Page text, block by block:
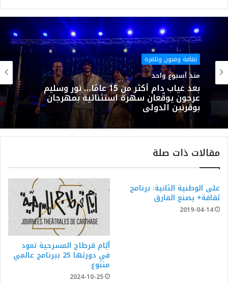
الويب
ثقافة وفنون وتلفزة
منذ أسبوع واحد
بعد غياب دام أكثر من 15 عامًا… نور وسليم
عرجون يوقّعان سهرة استثنائية بمهرجان
بوڨرنين الدولي
مقالات ذات صلة
على الوطنية الثانية: برنامج
ثقافة+ يصنع الفارق
2019-04-14
أيّام قرطاج المسرحية تعود
في دورتها 25 ببرنامج عالمي
متنوع
2024-10-25